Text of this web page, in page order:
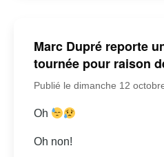
Marc Dupré reporte
tournée pour raison
Publié le dimanche 12
Oh
Oh non!